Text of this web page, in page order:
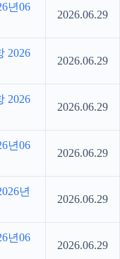
년06
2026.06.29
2026
2026.06.29
2026
2026.06.29
년06
2026.06.29
년
2026.06.29
년06
2026.06.29